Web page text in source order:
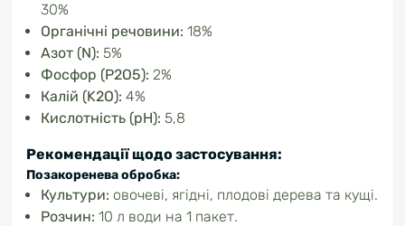
30%
Органічні речовини: 18%
Азот (N): 5%
Фосфор (P2O5): 2%
Калій (K2O): 4%
Кислотність (pH): 5,8
Рекомендації щодо застосування:
Позакоренева обробка:
Культури: овочеві, ягідні, плодові дерева та кущі.
Розчин: 10 л води на 1 пакет.